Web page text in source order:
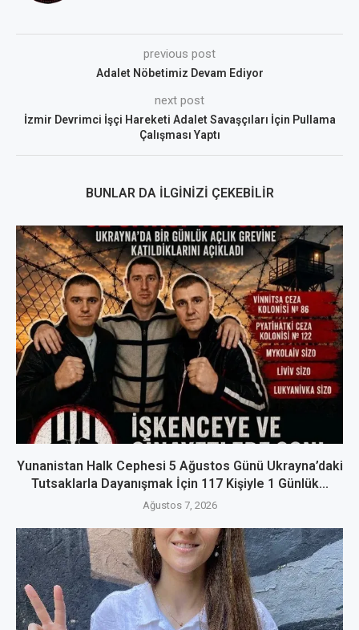
previous post
Adalet Nöbetimiz Devam Ediyor
next post
İzmir Devrimci İşçi Hareketi Adalet Savaşçıları İçin Pullama
Çalışması Yaptı
BUNLAR DA İLGINIZI ÇEKEBILIR
Yunanistan Halk Cephesi 5 Ağustos Günü Ukrayna’daki
Tutsaklarla Dayanışmak İçin 117 Kişiyle 1 Günlük...
Ağustos 7, 2026